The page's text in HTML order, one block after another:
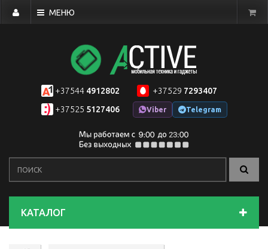
МЕНЮ
+375444912802 +37529 7293407
+37525 5127406 Viber Telegram
КАТАЛОГ